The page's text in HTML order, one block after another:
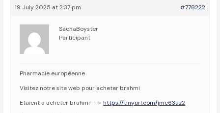
19 July 2025 at 2:37 pm #778222
SachaBoyster
Participant
Pharmacie européenne
Visitez notre site web pour acheter brahmi
Etaient a acheter brahmi -–>https://tinyurl.com/jmc63uz2